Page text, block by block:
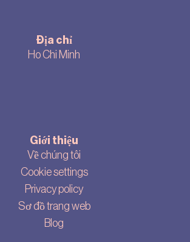
Địa chỉ
Ho Chi Minh
Giới thiệu
Về chúng tôi
Cookie settings
Privacy policy
Sơ đồ trang web
Blog